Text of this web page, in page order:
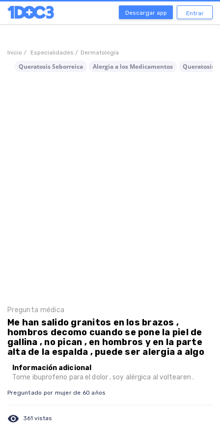
Descargar app Entrar
Inicio / Especialidades / Dermatología
Queratosis Seborreica Alergia a los Medicamentos Queratosis
Pregunta médica
Me han salido granitos en los brazos ,
hombros decomo cuando se pone la piel de
gallina , no pican , en hombros y en la parte
alta de la espalda , puede ser alergia a algo
Información adicional
Tome ibuprofeno para el dolor , soy alérgica al voltearen .
Preguntado por mujer de 60 años
visibility 361 vistas